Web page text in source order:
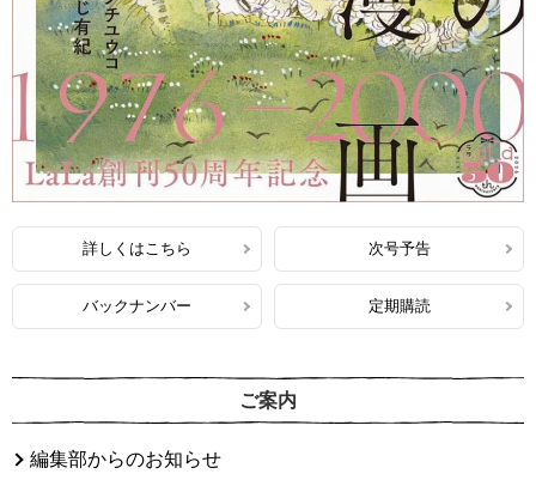
詳しくはこちら 次号予告
バックナンバー 定期購読
ご案内
編集部からのお知らせ